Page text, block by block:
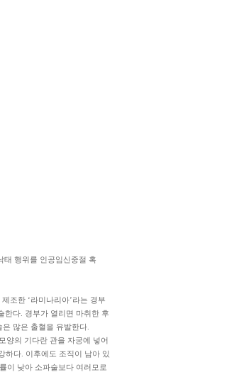
행위를 인공임신중절 혹
조한 ‘라미나리아’라는 경부
한다. 경부가 열리면 마취한 후
많은 출혈을 유발한다.
양의 기다란 관을 자궁에 넣어
하다. 이후에도 조직이 남아 있
이 낮아 소파술보다 여러모로